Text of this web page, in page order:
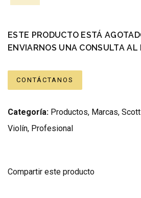
ESTE PRODUCTO ESTÁ
ENVIARNOS UNA CONSULTA AL
CONTÁCTANOS
Categoría: Productos, Marcas,
Violín, Profesional
Compartir este producto